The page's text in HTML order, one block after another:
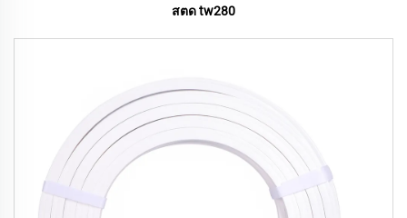
สตด tw280